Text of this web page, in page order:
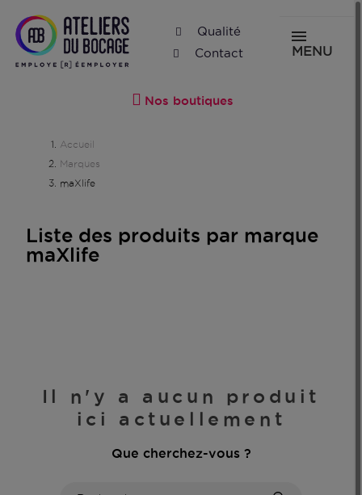
Qualité
Contact
MENU
Nos boutiques
Accueil
Marques
maXlife
Liste des produits par marque
maXlife
Il n'y a aucun produit
ici actuellement
Que cherchez-vous ?